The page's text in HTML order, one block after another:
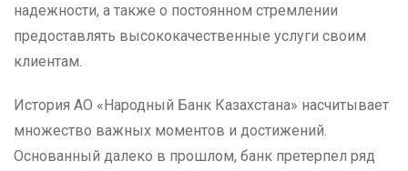
надежности, а также о постоянном стремлении
предоставлять высококачественные услуги своим
клиентам.
История АО «Народный Банк Казахстана» насчитывает
множество важных моментов и достижений.
Основанный далеко в прошлом, банк претерпел ряд